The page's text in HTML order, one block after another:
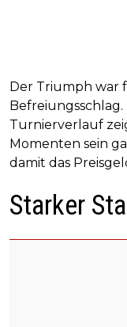
Der Triumph war
Turnierverlauf
Momenten sein
damit das
Starker